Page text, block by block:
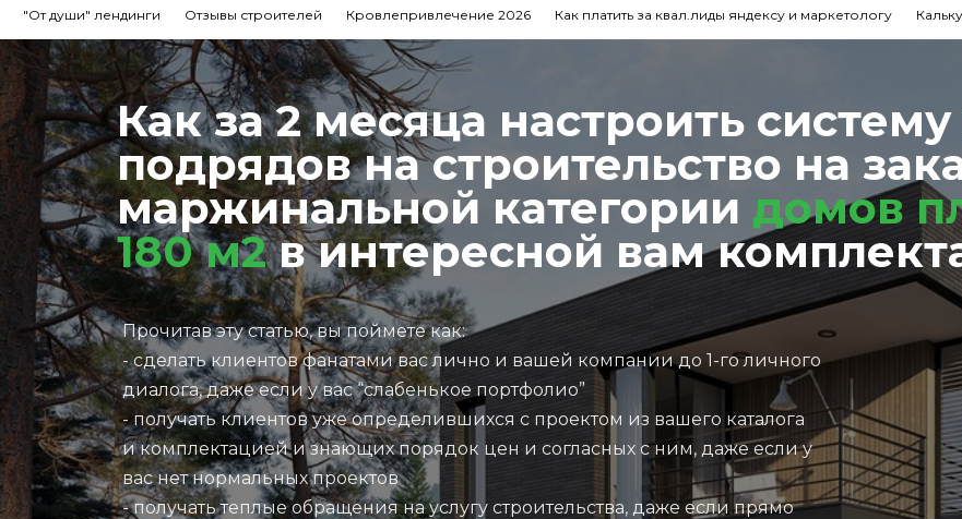
"От души" лендинги Отзывы строителей Кровлепривлечение 2026 Как платить за квал.лиды яндексу и маркетологу
Как за 2 месяца настроить
подрядов на строительство на
маржинальной категории домов
180 м2в интересной вам
Прочитав эту статью, вы поймете как:
- сделать клиентов фанатами вас лично и вашей компании до 1-го личного
диалога, даже если у вас “слабенькое портфолио”
- получать клиентов уже определившихся с проектом из вашего каталога
и комплектацией и знающих порядок цен и согласных с ним, даже если у
вас нет нормальных проектов
- получать теплые обращения на услугу строительства, даже если прямо